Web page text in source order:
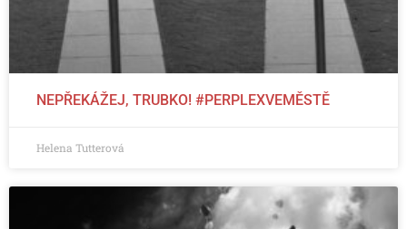
NEPŘEKÁŽEJ, TRUBKO! #PERPLEXVEMĚSTĚ
Helena Tutterová